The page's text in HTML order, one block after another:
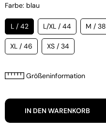
Farbe: blau
L / 42 L/XL / 44 M / 38
XL / 46 XS / 34
Größeninformation
IN DEN WARENKORB